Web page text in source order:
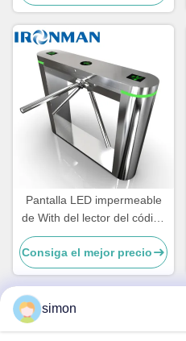
Pantalla LED impermeable
de With del lector del código
de barras del torniquete del
reconocimiento de cara
Consiga el mejor precio
simon